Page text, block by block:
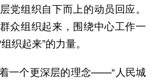
党组织自下而上的动员回应。
众组织起来，围绕中心工作一
织起来”的力量。
一个更深层的理念——“人民城